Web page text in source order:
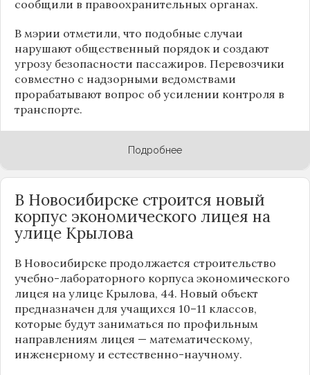
сообщили в правоохранительных органах.
В мэрии отметили, что подобные случаи
нарушают общественный порядок и создают
угрозу безопасности пассажиров. Перевозчики
совместно с надзорными ведомствами
прорабатывают вопрос об усилении контроля в
транспорте.
Подробнее
В Новосибирске строится новый
корпус экономического лицея на
улице Крылова
В Новосибирске продолжается строительство
учебно-лабораторного корпуса экономического
лицея на улице Крылова, 44. Новый объект
предназначен для учащихся 10–11 классов,
которые будут заниматься по профильным
направлениям лицея — математическому,
инженерному и естественно-научному.